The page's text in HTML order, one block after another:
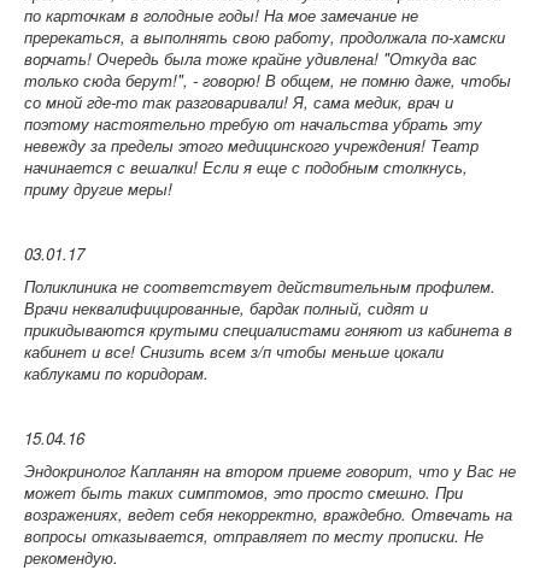
по карточкам в голодные годы! На мое замечание не
пререкаться, а выполнять свою работу, продолжала по-хамски
ворчать! Очередь была тоже крайне удивлена! "Откуда вас
только сюда берут!", - говорю! В общем, не помню даже, чтобы
со мной где-то так разговаривали! Я, сама медик, врач и
поэтому настоятельно требую от начальства убрать эту
невежду за пределы этого медицинского учреждения! Театр
начинается с вешалки! Если я еще с подобным столкнусь,
приму другие меры!
03.01.17
Поликлиника не соответствует действительным профилем.
Врачи неквалифицированные, бардак полный, сидят и
прикидываются крутыми специалистами гоняют из кабинета в
кабинет и все! Снизить всем з/п чтобы меньше цокали
каблуками по коридорам.
15.04.16
Эндокринолог Капланян на втором приеме говорит, что у Вас не
может быть таких симптомов, это просто смешно. При
возражениях, ведет себя некорректно, враждебно. Отвечать на
вопросы отказывается, отправляет по месту прописки. Не
рекомендую.